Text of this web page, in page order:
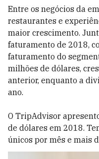
Entre os negócios da
restaurantes e
maior crescimento.
faturamento de 2018,
faturamento do
milhões de dólares,
anterior, enquanto a
ano.
O TripAdvisor
de dólares em 2018.
únicos por mês e mais